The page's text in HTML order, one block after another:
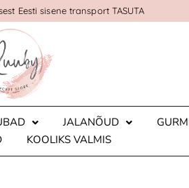
Eesti sisene transport TASUTA
JALANÕUD
KOOLIKS VALMIS